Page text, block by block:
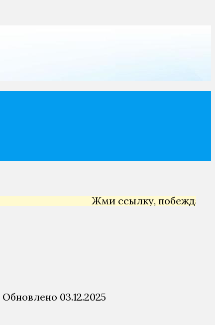
Жми ссылку, побеждай →
Обновлено 03.12.2025